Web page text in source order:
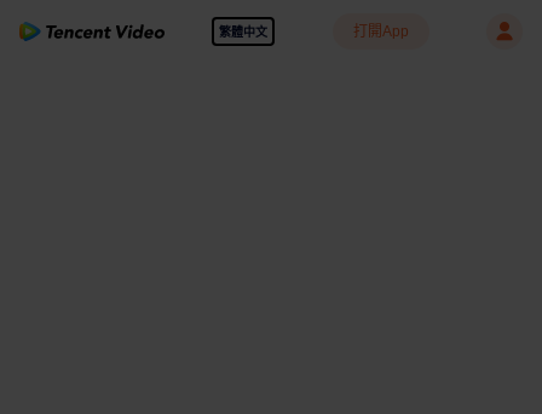
繁體中文 打開App